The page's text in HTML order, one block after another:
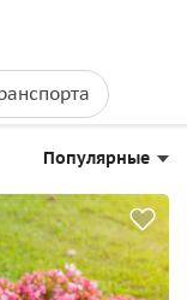
Популярные